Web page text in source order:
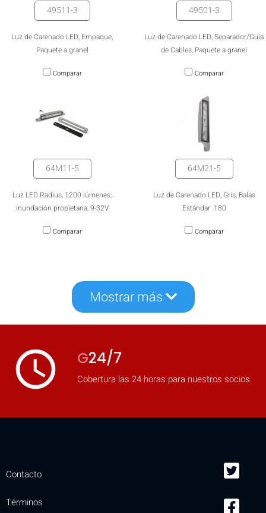
49511-3
Luz de Carenado LED, Empaque,
Paquete a granel
Comparar
49501-3
Luz de Carenado LED, Separador/Guía
de Cables, Paquete a granel
Comparar
64M11-5
Luz LED Radius, 1200 lúmenes,
inundación propietaria, 9-32V
Comparar
64M21-5
Luz de Carenado LED, Gris, Balas
Estándar .180
Comparar
Mostrar más
access_time G24/7
Cobertura las 24 horas para nuestros socios.
Contacto
Términos